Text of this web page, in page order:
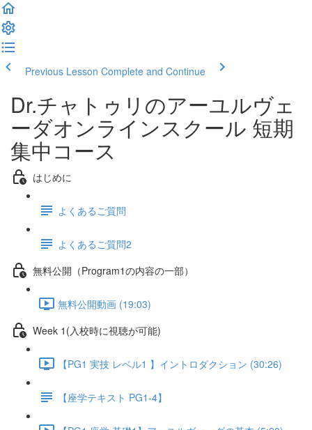
Previous Lesson Complete and Continue
Dr.チャトゥリのアーユルヴェ
ーダオンラインスクール 短期
集中コース
はじめに
よくあるご質問
よくあるご質問2
無料公開（Program1の内容の一部）
無料公開動画 (19:03)
Week 1(入校時に視聴が可能)
【PG1 実技 レベル1 】イントロダクション (30:26)
【座学テキスト PG1-4】